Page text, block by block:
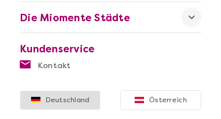
Kundenservice
Kontakt
Die Miomente Städte
Deutschland Österreich